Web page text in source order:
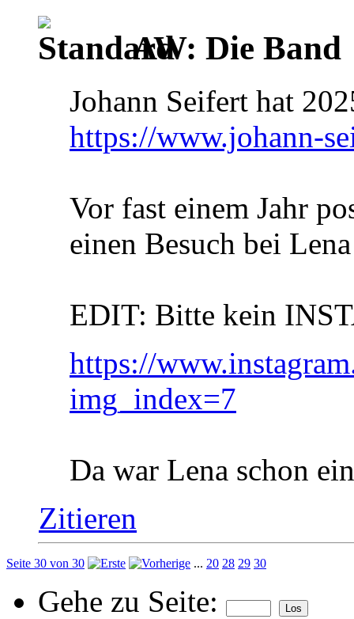
AW: Die Band
Johann Seifert hat
https://www.johann-
Vor fast einem Jahr
einen Besuch bei
EDIT: Bitte kein
https://
img_index=7
Da war Lena schon
Zitieren
Seite 30 von 30 ... 20 28 29 30
Gehe zu Seite: